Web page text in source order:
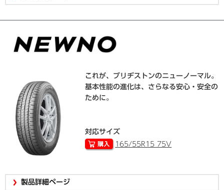
これが、ブリヂストンのニューノーマル。
基本性能の進化は、さらなる安心・安全の
ために。
対応サイズ
165/55R15 75V
製品詳細ページ